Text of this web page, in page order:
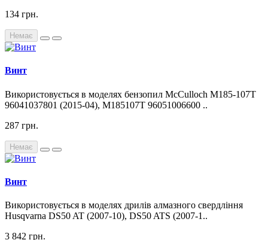
134 грн.
Немає
Винт
Використовується в моделях бензопил McCulloch M185-107T
96041037801 (2015-04), M185107T 96051006600 ..
287 грн.
Немає
Винт
Використовується в моделях дрилів алмазного свердління
Husqvarna DS50 AT (2007-10), DS50 ATS (2007-1..
3 842 грн.